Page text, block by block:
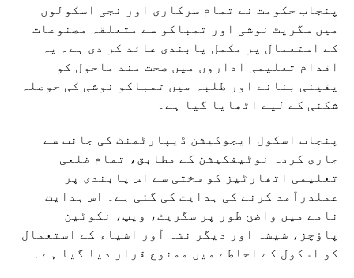
پنجاب حکومت نے تمام سرکاری اور نجی اسکولوں
میں سگریٹ نوشی اور تمباکو سے متعلقہ مصنوعات
کے استعمال پر مکمل پابندی عائد کر دی ہے۔ یہ
اقدام تعلیمی اداروں میں صحت مند ماحول کو
یقینی بنانے اور طلبہ میں تمباکو نوشی کی حوصلہ
شکنی کے لیے اٹھایا گیا ہے۔
پنجاب اسکول ایجوکیشن ڈیپارٹمنٹ کی جانب سے
جاری کردہ نوٹیفکیشن کے مطابق، تمام ضلعی
تعلیمی اتھارٹیز کو سختی سے اس پابندی پر
عملدرآمد کرنے کی ہدایت کی گئی ہے۔ اس ہدایت
نامے میں واضح طور پر سگریٹ، ویپ، نکوٹین
پاؤچز، شیشہ اور دیگر نشہ آور اشیاء کے استعمال
کو اسکول کے احاطے میں ممنوع قرار دیا گیا ہے۔